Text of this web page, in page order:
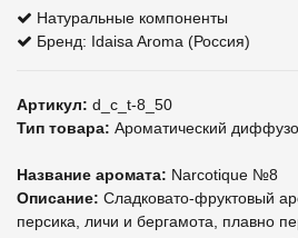
Натуральные компоненты
Бренд: Idaisa Aroma (Россия)
Артикул: d_c_t-8_50
Тип товара: Ароматический
Название аромата: Narcotique №8
Описание: Сладковато-фруктовый
персика, личи и бергамота, плавно